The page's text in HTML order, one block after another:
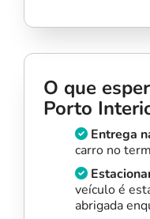
O que
Porto
Entrega
carro no
veículo é
abrigada